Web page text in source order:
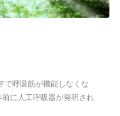
で呼吸筋が機能しなくな
に人工呼吸器が発明され